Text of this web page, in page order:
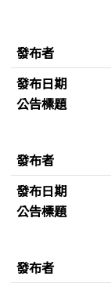
發布者
發布日期
公告標題
發布者
發布日期
公告標題
發布者